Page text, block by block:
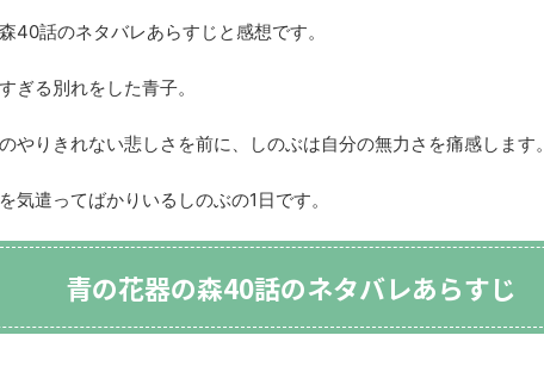
40話のネタバレあらすじと感想です。
ぎる別れをした青子。
やりきれない悲しさを前に、しのぶは自分の無力さを痛感します。
気遣ってばかりいるしのぶの1日です。
青の花器の森40話のネタバレあらすじ